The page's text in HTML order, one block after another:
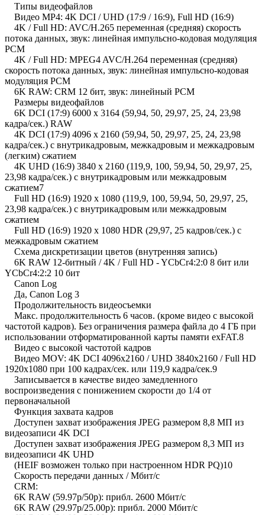
Типы видеофайлов
Видео MP4: 4K DCI / UHD (17:9 / 16:9), Full HD (16:9)
4K / Full HD: AVC/H.265 переменная (средняя) скорость
потока данных, звук: линейная импульсно-кодовая модуляция
PCM
4K / Full HD: MPEG4 AVC/H.264 переменная (средняя)
скорость потока данных, звук: линейная импульсно-кодовая
модуляция PCM
6K RAW: CRM 12 бит, звук: линейный PCM
Размеры видеофайлов
6K DCI (17:9) 6000 x 3164 (59,94, 50, 29,97, 25, 24, 23,98
кадра/сек.) RAW
4K DCI (17:9) 4096 x 2160 (59,94, 50, 29,97, 25, 24, 23,98
кадра/сек.) с внутрикадровым, межкадровым и межкадровым
(легким) сжатием
4K UHD (16:9) 3840 x 2160 (119,9, 100, 59,94, 50, 29,97, 25,
23,98 кадра/сек.) с внутрикадровым или межкадровым
сжатием7
Full HD (16:9) 1920 x 1080 (119,9, 100, 59,94, 50, 29,97, 25,
23,98 кадра/сек.) с внутрикадровым или межкадровым
сжатием
Full HD (16:9) 1920 x 1080 HDR (29,97, 25 кадров/сек.) с
межкадровым сжатием
Схема дискретизации цветов (внутренняя запись)
6K RAW 12-битный / 4K / Full HD - YCbCr4:2:0 8 бит или
YCbCr4:2:2 10 бит
Canon Log
Да, Canon Log 3
Продолжительность видеосъемки
Макс. продолжительность 6 часов. (кроме видео с высокой
частотой кадров). Без ограничения размера файла до 4 ГБ при
использовании отформатированной карты памяти exFAT.8
Видео с высокой частотой кадров
Видео MOV: 4K DCI 4096x2160 / UHD 3840x2160 / Full HD
1920x1080 при 100 кадрах/сек. или 119,9 кадра/сек.9
Записывается в качестве видео замедленного
воспроизведения с понижением скорости до 1/4 от
первоначальной
Функция захвата кадров
Доступен захват изображения JPEG размером 8,8 МП из
видеозаписи 4K DCI
Доступен захват изображения JPEG размером 8,3 МП из
видеозаписи 4K UHD
(HEIF возможен только при настроенном HDR PQ)10
Скорость передачи данных / Мбит/с
CRM:
6K RAW (59.97p/50p): прибл. 2600 Мбит/с
6K RAW (29.97p/25.00p): прибл. 2000 Мбит/с